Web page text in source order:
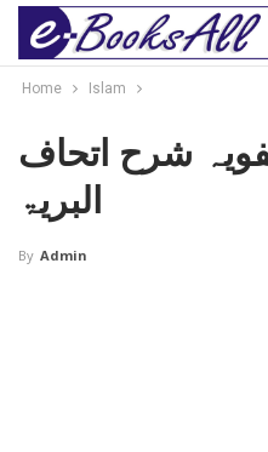
Home Islam
شرح اتحاف
البریۃ
By Admin